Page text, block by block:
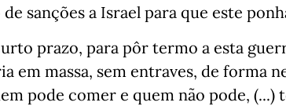
sanções a Israel para que este
prazo, para pôr termo a esta
em massa, sem entraves, de forma
pode comer e quem não pode, (...)